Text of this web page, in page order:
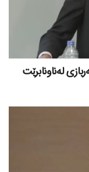
لەناونابرێت